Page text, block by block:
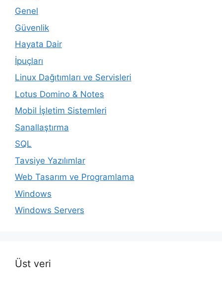
Genel
Güvenlik
Hayata Dair
İpuçları
Linux Dağıtımları ve Servisleri
Lotus Domino & Notes
Mobil İşletim Sistemleri
Sanallaştırma
SQL
Tavsiye Yazılımlar
Web Tasarım ve Programlama
Windows
Windows Servers
Üst veri